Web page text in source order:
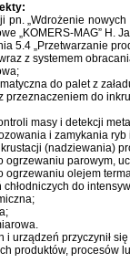
pn. „Wdrożenie
„KOMERS-MAG” H.
5.4 „Przetwarzanie
z systemem
do palet z
przeznaczeniem do
masy i detekcji
i zamykania
(nadziewania)
ogrzewaniu parowym,
ogrzewaniu olejem
chłodniczych do
i urządzeń przyczynił
produktów, procesów